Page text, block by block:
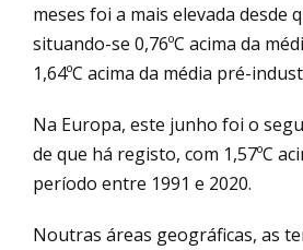
meses foi a mais elevada desde
situando-se 0,76ºC acima da
1,64ºC acima da média pré-
Na Europa, este junho foi o
de que há registo, com 1,57ºC
período entre 1991 e 2020.
Noutras áreas geográficas, as